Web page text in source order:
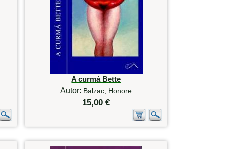
A curmá Bette
Autor: Balzac, Honore
15,00 €